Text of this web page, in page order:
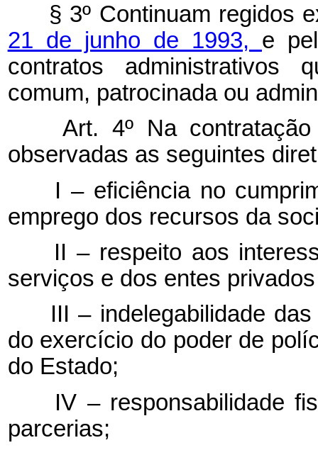
§ 3º Continuam regidos
21 de junho de 1993, e
contratos administrativos
comum, patrocinada ou
Art. 4º Na contratação
observadas as seguintes
I – eficiência no
emprego dos recursos da
II – respeito aos
serviços e dos entes
III – indelegabilidade das
do exercício do poder de
do Estado;
IV – responsabilidade
parcerias;